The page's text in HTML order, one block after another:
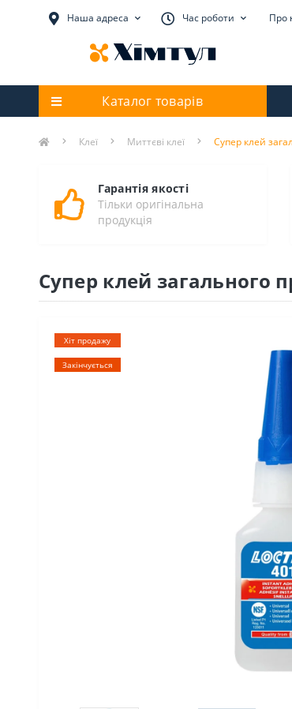
Наша адреса Час роботи Про
Каталог товарів
Клеї Миттєві клеї Супер клей
Гарантія якості
Тільки оригінальна
продукція
Супер клей загального
Хіт продажу
Закінчується